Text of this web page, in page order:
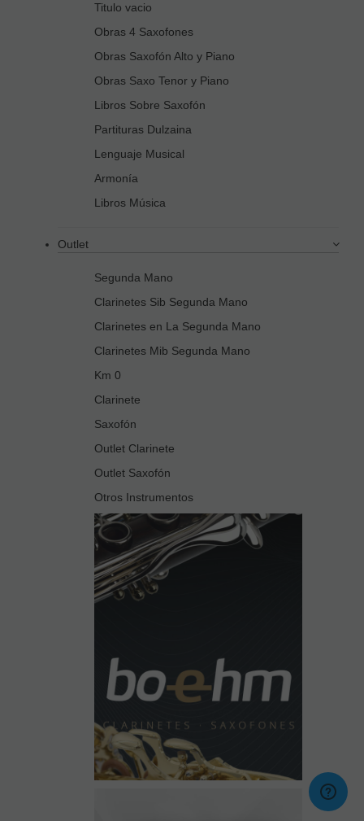
Titulo vacio
Obras 4 Saxofones
Obras Saxofón Alto y Piano
Obras Saxo Tenor y Piano
Libros Sobre Saxofón
Partituras Dulzaina
Lenguaje Musical
Armonía
Libros Música
Outlet
Segunda Mano
Clarinetes Sib Segunda Mano
Clarinetes en La Segunda Mano
Clarinetes Mib Segunda Mano
Km 0
Clarinete
Saxofón
Outlet Clarinete
Outlet Saxofón
Otros Instrumentos